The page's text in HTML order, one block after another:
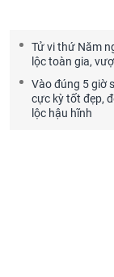
Tử vi thứ Năm
lộc toàn gia,
Vào đúng 5 giờ
cực kỳ tốt đẹp,
lộc hậu hĩnh